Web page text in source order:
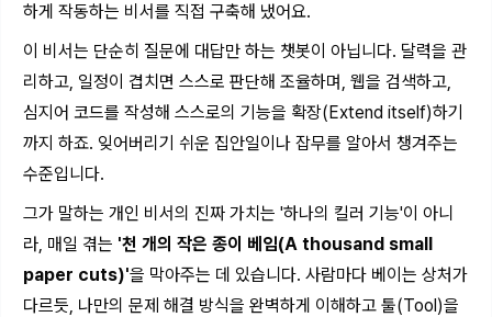
하게 작동하는 비서를 직접 구축해 냈어요.
이 비서는 단순히 질문에 대답만 하는 챗봇이 아닙니다. 달력을 관
리하고, 일정이 겹치면 스스로 판단해 조율하며, 웹을 검색하고,
심지어 코드를 작성해 스스로의 기능을 확장(Extend itself)하기
까지 하죠. 잊어버리기 쉬운 집안일이나 잡무를 알아서 챙겨주는
수준입니다.
그가 말하는 개인 비서의 진짜 가치는 '하나의 킬러 기능'이 아니
라, 매일 겪는 '천 개의 작은 종이 베임(A thousand small
paper cuts)'을 막아주는 데 있습니다. 사람마다 베이는 상처가
다르듯, 나만의 문제 해결 방식을 완벽하게 이해하고 툴(Tool)을